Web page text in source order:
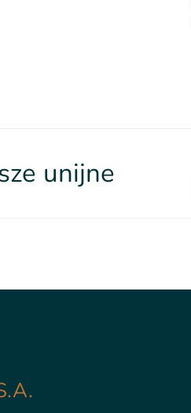
unijne